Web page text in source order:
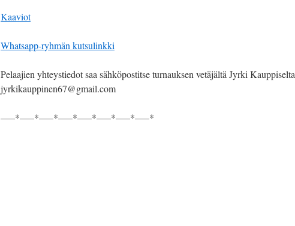
Kaaviot
Whatsapp-ryhmän kutsulinkki
Pelaajien yhteystiedot saa sähköpostitse turnauksen vetäjältä Jyrki Kauppiselta
jyrkikauppinen67@gmail.com
—–*—–*—–*—–*—–*—–*—–*—–*